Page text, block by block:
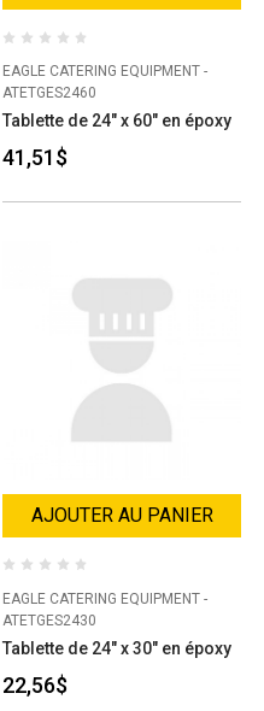
EAGLE CATERING EQUIPMENT -
ATETGES2460
Tablette de 24" x 60" en époxy
41,51$
AJOUTER AU PANIER
EAGLE CATERING EQUIPMENT -
ATETGES2430
Tablette de 24" x 30" en époxy
22,56$